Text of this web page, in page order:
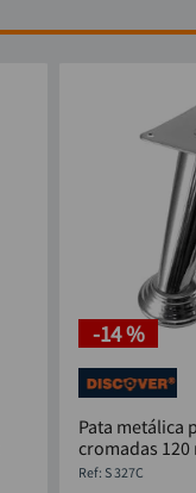
-14 %
Pata metálica
: S 327C